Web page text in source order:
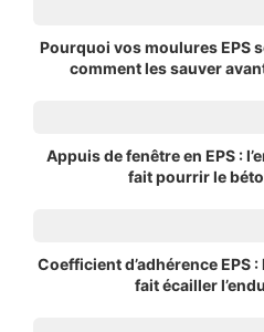
Pourquoi vos moulures EPS
comment les sauver
Appuis de fenêtre en EPS :
fait pourrir le
Coefficient d’adhérence EPS
fait écailler